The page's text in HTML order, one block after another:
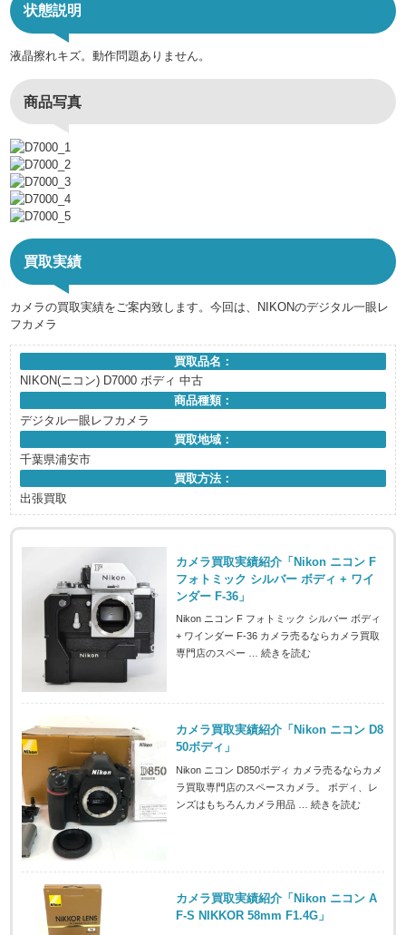
状態説明
液晶擦れキズ。動作問題ありません。
商品写真
買取実績
カメラの買取実績をご案内致します。今回は、NIKONのデジタル一眼レ
フカメラ
買取品名：
NIKON(ニコン) D7000 ボディ 中古
商品種類：
デジタル一眼レフカメラ
買取地域：
千葉県浦安市
買取方法：
出張買取
カメラ買取実績紹介「Nikon ニコン F
フォトミック シルバー ボディ + ワイ
ンダー F-36」
Nikon ニコン F フォトミック シルバー ボディ
+ ワインダー F-36 カメラ売るならカメラ買取
専門店のスペー …続きを読む
カメラ買取実績紹介「Nikon ニコン D8
50ボディ」
Nikon ニコン D850ボディ カメラ売るならカメ
ラ買取専門店のスペースカメラ。 ボディ、レ
ンズはもちろんカメラ用品 …続きを読む
カメラ買取実績紹介「Nikon ニコン A
F-S NIKKOR 58mm F1.4G」